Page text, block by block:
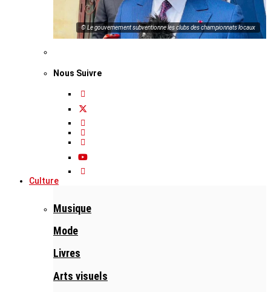
© Le gouvernement subventionne les clubs des championnats locaux
Nous Suivre
Culture
Musique
Mode
Livres
Arts visuels